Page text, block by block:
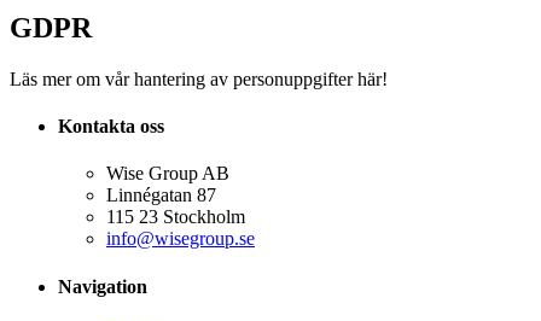
GDPR
Läs mer om vår hantering av personuppgifter här!
Kontakta oss
Wise Group AB
Linnégatan 87
115 23 Stockholm
info@wisegroup.se
Navigation